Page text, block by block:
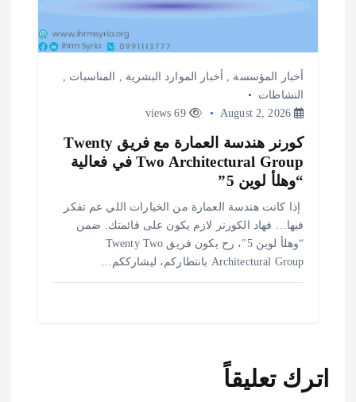
أخبار المؤسسة , أخبار الموارد البشرية , المناسبات ,
النشاطات
August 2, 2026
69 views
كورنر هندسة العمارة مع فريق Twenty
Two Architectural Group في فعالية
“وهلأ لوين 5”
️ إذا كانت هندسة العمارة من الخيارات اللي عم تفكر
فيها… فهاد الكورنر لازم يكون على قائمتك. ضمن
“وهلأ لوين 5″، رح يكون فريق Twenty Two
Architectural Group بانتظاركم، ليشارككم…
اترك تعليقاً